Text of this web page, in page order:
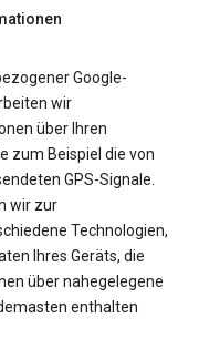
Google-
wir
über Ihren
zum Beispiel die von
GPS-Signale.
wir zur
Technologien,
Ihres Geräts, die
über nahegelegene
enthalten